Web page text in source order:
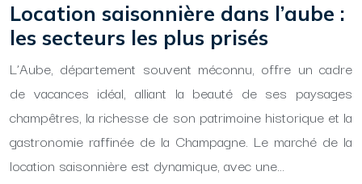
Location saisonnière dans l’aube :
les secteurs les plus prisés
L’Aube, département souvent méconnu, offre un cadre
de vacances idéal, alliant la beauté de ses paysages
champêtres, la richesse de son patrimoine historique et la
gastronomie raffinée de la Champagne. Le marché de la
location saisonnière est dynamique, avec une…